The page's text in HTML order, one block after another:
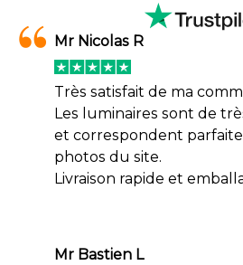
Mr Nicolas R
Très satisfait de ma
Les luminaires sont de
et correspondent
photos du site.
Livraison rapide et
Mr Bastien L